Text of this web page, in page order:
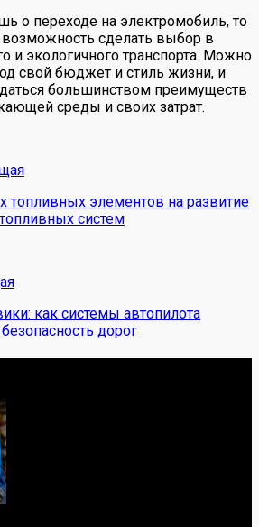
о переходе на электромобиль, то
возможность сделать выбор в
и экологичного транспорта. Можно
свой бюджет и стиль жизни, и
большинством преимуществ
среды и своих затрат.
топливных элементов на развитие
систем
как системы автопилота
дорог